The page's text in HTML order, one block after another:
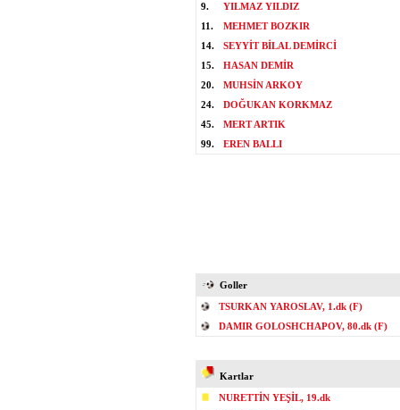
9.
YILMAZ YILDIZ
11.
MEHMET BOZKIR
14.
SEYYİT BİLAL DEMİRCİ
15.
HASAN DEMİR
20.
MUHSİN ARKOY
24.
DOĞUKAN KORKMAZ
45.
MERT ARTIK
99.
EREN BALLI
Goller
TSURKAN YAROSLAV, 1.dk (F)
DAMIR GOLOSHCHAPOV, 80.dk (F)
Kartlar
NURETTİN YEŞİL, 19.dk